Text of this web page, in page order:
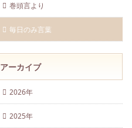
巻頭言より
毎日のみ言葉
アーカイブ
2026年
2025年